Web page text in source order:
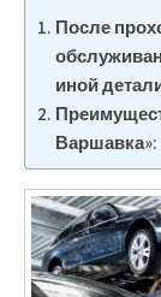
После
иной
Варшавка»: